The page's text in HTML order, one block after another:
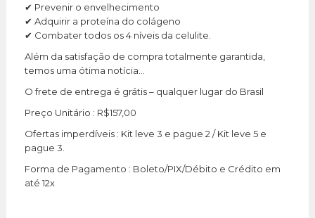
✔ Prevenir o envelhecimento
✔ Adquirir a proteína do colágeno
✔ Combater todos os 4 níveis da celulite.
Além da satisfação de compra totalmente garantida,
temos uma ótima notícia…
O frete de entrega é grátis – qualquer lugar do Brasil
Preço Unitário : R$157,00
Ofertas imperdíveis : Kit leve 3 e pague 2 / Kit leve 5 e
pague 3.
Forma de Pagamento : Boleto/PIX/Débito e Crédito em
até 12x